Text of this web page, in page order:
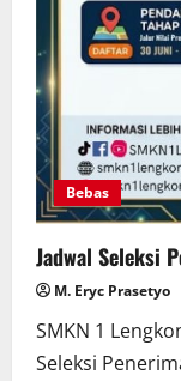
Bebas
Jadwal Seleksi
M. Eryc Prasetyo
SMKN 1
Seleksi